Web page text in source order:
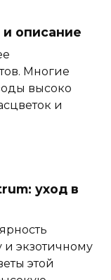
описание
Многие
высоко
и
уход в
и экзотичному
этой